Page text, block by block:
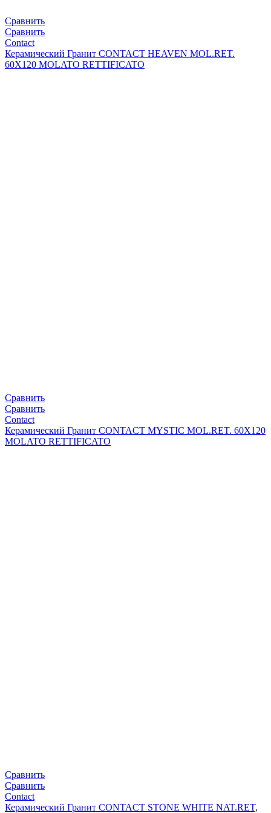
Сравнить
Сравнить
Contact
Керамический Гранит CONTACT HEAVEN MOL.RET.
60X120 MOLATO RETTIFICATO
Сравнить
Сравнить
Contact
Керамический Гранит CONTACT MYSTIC MOL.RET. 60X120
MOLATO RETTIFICATO
Сравнить
Сравнить
Contact
Керамический Гранит CONTACT STONE WHITE NAT.RET,